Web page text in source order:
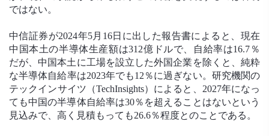
ではない。
中信証券が2024年5月16日に出した報告書によると、現在
中国本土の半導体生産額は312億ドルで、自給率は16.7％
だが、中国本土に工場を設立した外国企業を除くと、純粋
な半導体自給率は2023年でも12％に過ぎない。研究機関の
テックインサイツ（TechInsights）によると、2027年になっ
ても中国の半導体自給率は30％を超えることはないという
見込みで、高く見積もっても26.6％程度とのことである。